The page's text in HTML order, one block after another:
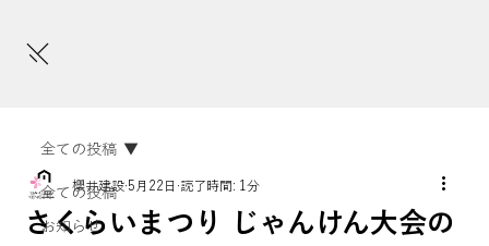
全ての投稿
お知らせ
全ての投稿
さくらいまつり じゃんけん大会の
櫻井建設 5月22日 読了時間: 1分